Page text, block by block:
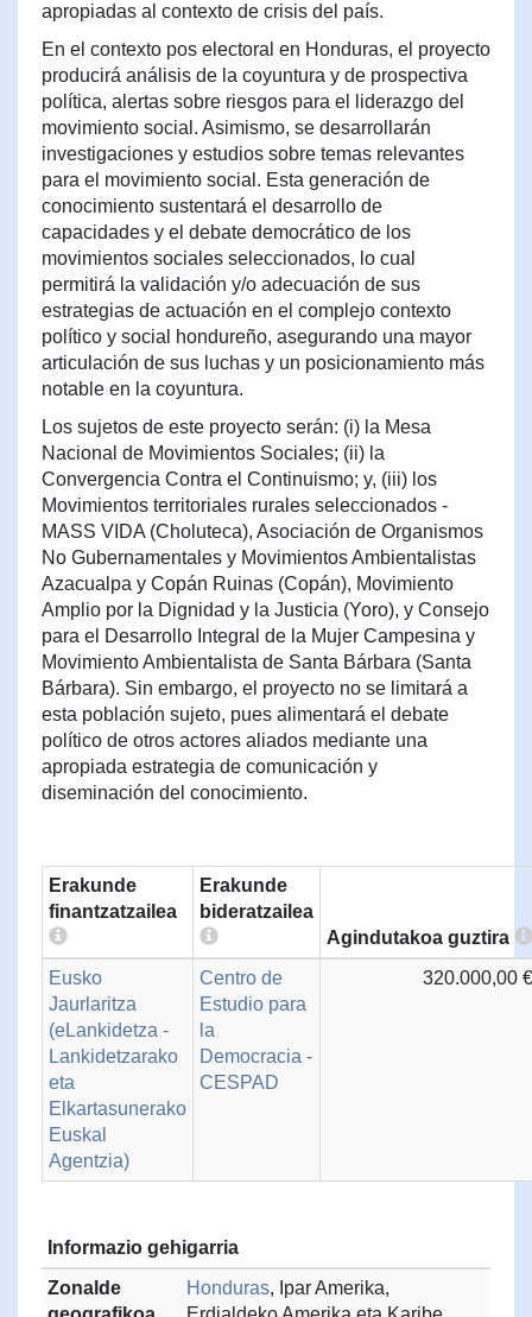
apropiadas al contexto de crisis del país.
En el contexto pos electoral en Honduras, el proyecto
producirá análisis de la coyuntura y de prospectiva
política, alertas sobre riesgos para el liderazgo del
movimiento social. Asimismo, se desarrollarán
investigaciones y estudios sobre temas relevantes
para el movimiento social. Esta generación de
conocimiento sustentará el desarrollo de
capacidades y el debate democrático de los
movimientos sociales seleccionados, lo cual
permitirá la validación y/o adecuación de sus
estrategias de actuación en el complejo contexto
político y social hondureño, asegurando una mayor
articulación de sus luchas y un posicionamiento más
notable en la coyuntura.
Los sujetos de este proyecto serán: (i) la Mesa
Nacional de Movimientos Sociales; (ii) la
Convergencia Contra el Continuismo; y, (iii) los
Movimientos territoriales rurales seleccionados -
MASS VIDA (Choluteca), Asociación de Organismos
No Gubernamentales y Movimientos Ambientalistas
Azacualpa y Copán Ruinas (Copán), Movimiento
Amplio por la Dignidad y la Justicia (Yoro), y Consejo
para el Desarrollo Integral de la Mujer Campesina y
Movimiento Ambientalista de Santa Bárbara (Santa
Bárbara). Sin embargo, el proyecto no se limitará a
esta población sujeto, pues alimentará el debate
político de otros actores aliados mediante una
apropiada estrategia de comunicación y
diseminación del conocimiento.
Erakunde
finantzatzailea
Erakunde
bideratzailea
Agindutakoa guztira
Eusko
Jaurlaritza
(eLankidetza -
Lankidetzarako
eta
Elkartasunerako
Euskal
Agentzia)
Centro de
Estudio para
la
Democracia -
CESPAD
320.000,00 €
Informazio gehigarria
Zonalde
Honduras, Ipar Amerika,